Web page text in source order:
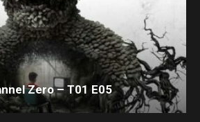
Zero – T01 E05